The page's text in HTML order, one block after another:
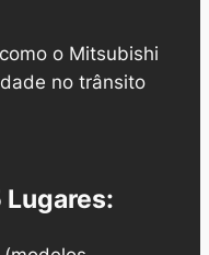
o Mitsubishi
no trânsito
Lugares: